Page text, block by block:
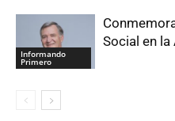
Informando
Primero
Social en